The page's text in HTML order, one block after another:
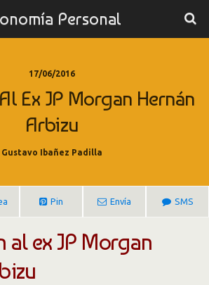
Personal
17/06/2016
Ex JP Morgan Hernán
Arbizu
Gustavo Ibañez Padilla
Pin Envía SMS
al ex JP Morgan